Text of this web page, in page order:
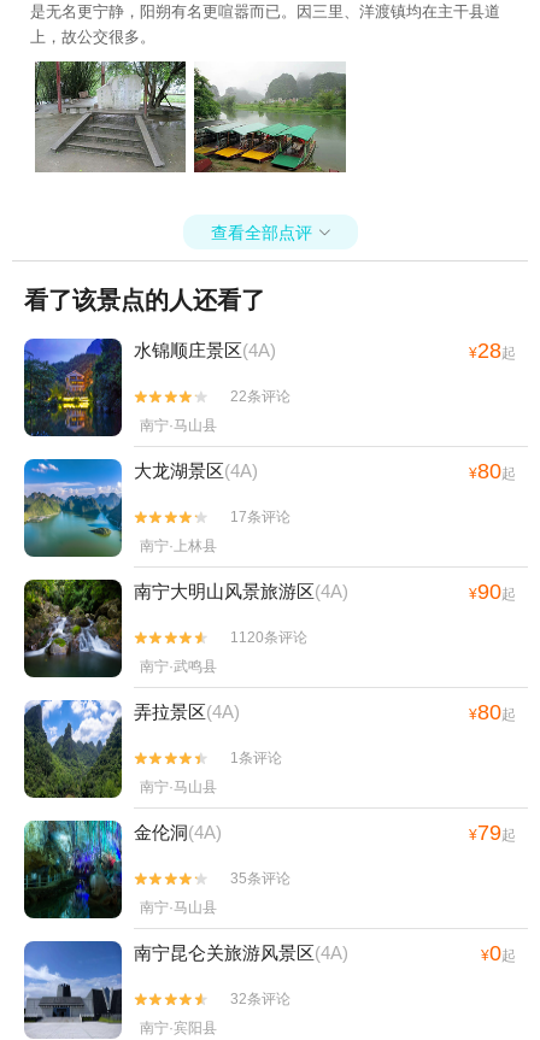
是无名更宁静，阳朔有名更喧嚣而已。因三里、洋渡镇均在主干县道
上，故公交很多。
查看全部点评 
看了该景点的人还看了
水锦顺庄景区(4A) ¥28起


22条评论
南宁·马山县
大龙湖景区(4A) ¥80起


17条评论
南宁·上林县
南宁大明山风景旅游区(4A) ¥90起


1120条评论
南宁·武鸣县
弄拉景区(4A) ¥80起


1条评论
南宁·马山县
金伦洞(4A) ¥79起


35条评论
南宁·马山县
南宁昆仑关旅游风景区(4A) ¥0起


32条评论
南宁·宾阳县